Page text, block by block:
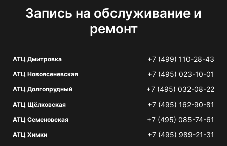
Запись на обслуживание и
ремонт
АТЦ Дмитровка +7 (499) 110-28-43
АТЦ Новоясеневская +7 (495) 023-10-01
АТЦ Долгопрудный +7 (495) 032-08-22
АТЦ Щёлковская +7 (495) 162-90-81
АТЦ Семеновская +7 (495) 085-74-61
АТЦ Химки +7 (495) 989-21-31